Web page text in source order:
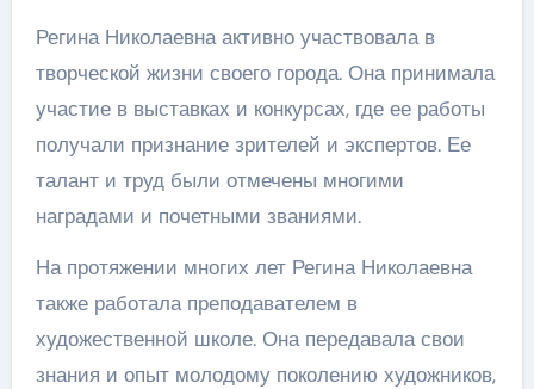
Регина Николаевна активно участвовала в
творческой жизни своего города. Она принимала
участие в выставках и конкурсах, где ее работы
получали признание зрителей и экспертов. Ее
талант и труд были отмечены многими
наградами и почетными званиями.
На протяжении многих лет Регина Николаевна
также работала преподавателем в
художественной школе. Она передавала свои
знания и опыт молодому поколению художников,